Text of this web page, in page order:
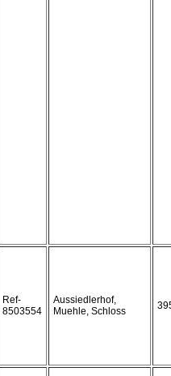
Ref-
8503554
Aussiedlerhof,
Muehle, Schloss